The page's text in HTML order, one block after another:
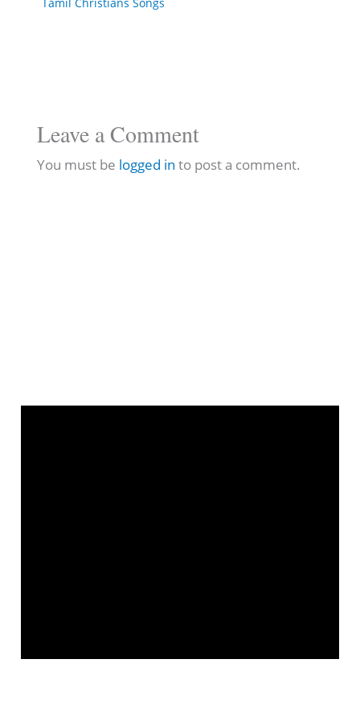
Leave a Comment
You must be logged in to post a comment.